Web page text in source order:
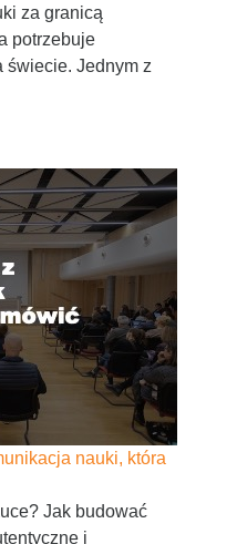
za granicą
potrzebuje
świecie. Jednym z
nauki, która
Jak budować
i